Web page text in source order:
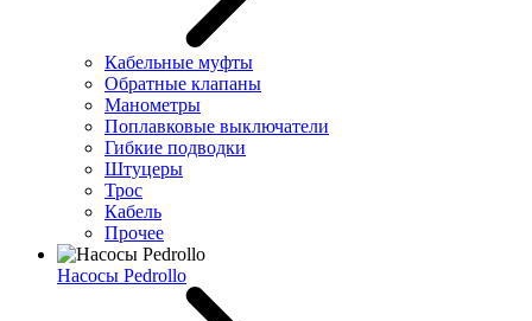
Кабельные муфты
Обратные клапаны
Манометры
Поплавковые выключатели
Гибкие подводки
Штуцеры
Трос
Кабель
Прочее
Насосы Pedrollo